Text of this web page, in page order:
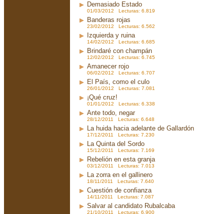
Demasiado Estado
01/03/2012 Lecturas: 6.819
Banderas rojas
23/02/2012 Lecturas: 6.562
Izquierda y ruina
14/02/2012 Lecturas: 6.685
Brindaré con champán
12/02/2012 Lecturas: 6.745
Amanecer rojo
06/02/2012 Lecturas: 6.707
El País, como el culo
26/01/2012 Lecturas: 7.081
¡Qué cruz!
01/01/2012 Lecturas: 6.338
Ante todo, negar
28/12/2011 Lecturas: 6.648
La huida hacia adelante de Gallardón
17/12/2011 Lecturas: 7.230
La Quinta del Sordo
15/12/2011 Lecturas: 7.169
Rebelión en esta granja
03/12/2011 Lecturas: 7.013
La zorra en el gallinero
18/11/2011 Lecturas: 7.640
Cuestión de confianza
14/11/2011 Lecturas: 7.087
Salvar al candidato Rubalcaba
21/10/2011 Lecturas: 6.900